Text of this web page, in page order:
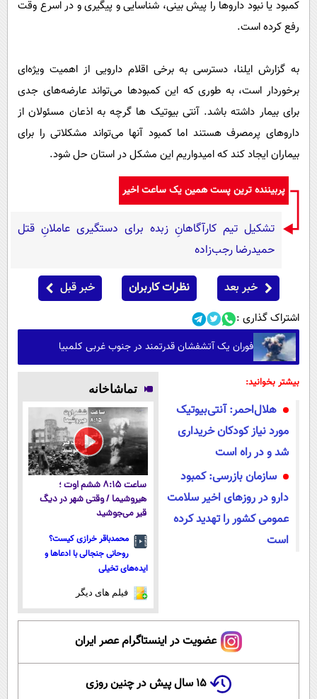
کمبود یا نبود داروها را پیش بینی، شناسایی و پیگیری و در اسرع وقت
رفع کرده است.
به گزارش ایلنا، دسترسی به برخی اقلام دارویی از اهمیت ویژه‌ای
برخوردار است، به طوری که این کمبودها می‌تواند عارضه‌های جدی
برای بیمار داشته باشد. آنتی بیوتیک ها گرچه به اذعان مسئولان از
داروهای پرمصرف هستند اما کمبود آنها می‌تواند مشکلاتی را برای
بیماران ایجاد کند که امیدواریم این مشکل در استان حل شود.
پربیننده ترین پست همین یک ساعت اخیر
تشکیل تیم کارآگاهانِ زبده برای دستگیری عاملانِ قتل
حمیدرضا رجب‌زاده
خبر بعد نظرات کاربران خبر قبل
اشتراک گذاری :
فوران یک آتشفشان قدرتمند در جنوب غربی کلمبیا
بیشتر بخوانید:
هلال‌احمر: آنتی‌بیوتیک
مورد نیاز کودکان خریداری
شد و در راه است
سازمان بازرسی: کمبود
دارو در روزهای اخیر سلامت
عمومی کشور را تهدید کرده
است
تماشاخانه
ساعت ۸:۱۵ ششم اوت ؛
هیروشیما / وقتی شهر در دیگ
قیر می‌جوشید
محمدباقر خرازی کیست؟
روحانی جنجالی با ادعاها و
ایده‌های تخیلی
فیلم های دیگر
عضویت در اینستاگرام عصر ایران
۱۵ سال پیش در چنین روزی